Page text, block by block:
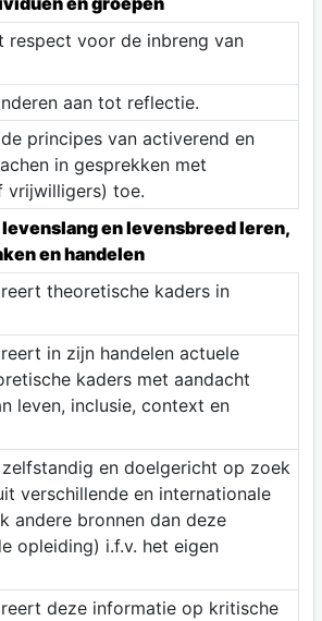
respect voor de inbreng van
aan tot reflectie.
principes van activerend en
in gesprekken met
vrijwilligers) toe.
en levensbreed leren,
en handelen
theoretische kaders in
in zijn handelen actuele
kaders met aandacht
leven, inclusie, context en
en doelgericht op zoek
verschillende en internationale
andere bronnen dan deze
opleiding) i.f.v. het eigen
deze informatie op kritische